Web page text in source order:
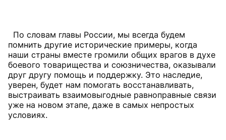
По словам главы России, мы всегда будем
помнить другие исторические примеры, когда
наши страны вместе громили общих врагов в духе
боевого товарищества и союзничества, оказывали
друг другу помощь и поддержку. Это наследие,
уверен, будет нам помогать восстанавливать,
выстраивать взаимовыгодные равноправные связи
уже на новом этапе, даже в самых непростых
условиях.